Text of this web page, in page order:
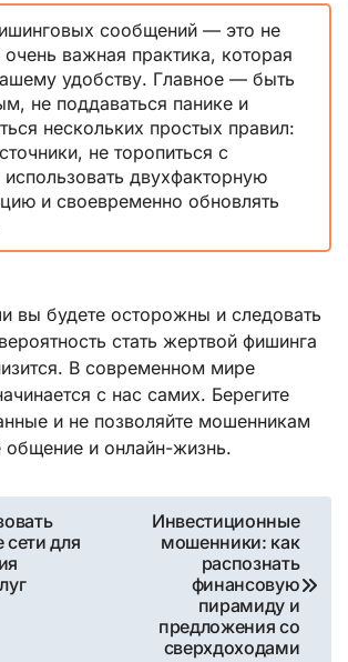
сообщений — это не
важная практика, которая
удобству. Главное — быть
не поддаваться панике и
нескольких простых правил:
не торопиться с
двухфакторную
и своевременно обновлять
вы будете осторожны и следовать
стать жертвой фишинга
В современном мире
с нас самих. Берегите
и не позволяйте мошенникам
и онлайн-жизнь.
для
Инвестиционные
мошенники: как
распознать
финансовую
пирамиду и
предложения со
сверхдоходами